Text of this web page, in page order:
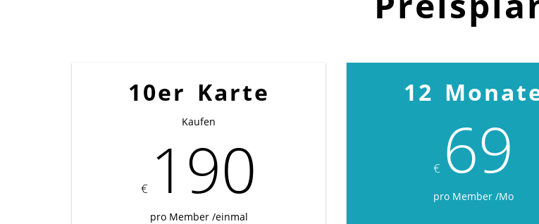
10er Karte
Kaufen
€ 190
pro Member /einmal
12
€ 69
pro Member /Mo